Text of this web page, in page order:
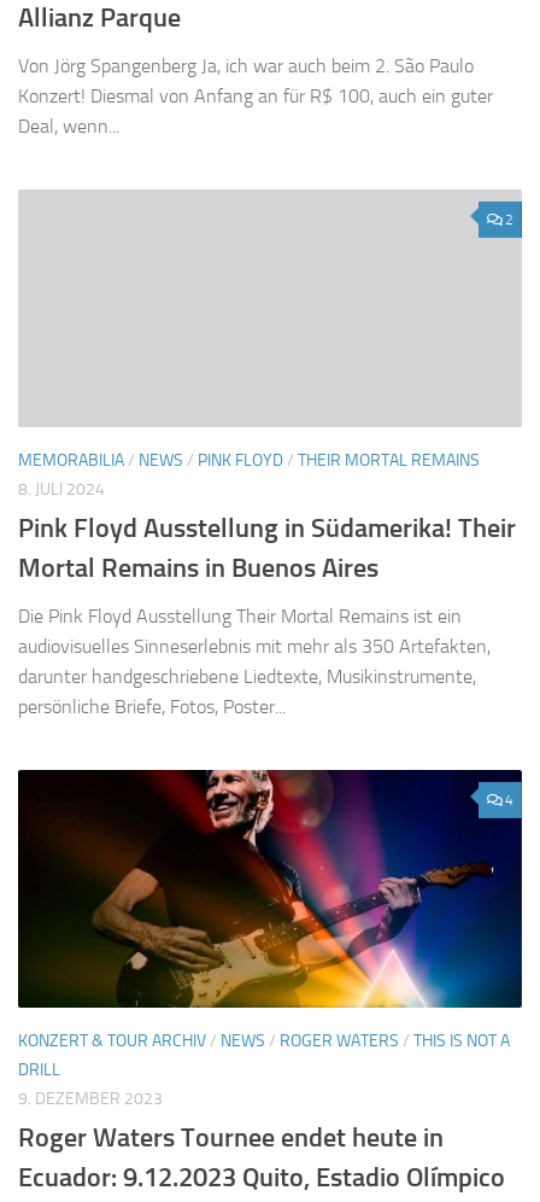
Allianz Parque
Von Jörg Spangenberg Ja, ich war auch beim 2. São Paulo
Konzert! Diesmal von Anfang an für R$ 100, auch ein guter
Deal, wenn...
2
MEMORABILIA/ NEWS / PINK FLOYD/ THEIR MORTAL REMAINS
8. JULI 2024
Pink Floyd Ausstellung in Südamerika! Their
Mortal Remains in Buenos Aires
Die Pink Floyd Ausstellung Their Mortal Remains ist ein
audiovisuelles Sinneserlebnis mit mehr als 350 Artefakten,
darunter handgeschriebene Liedtexte, Musikinstrumente,
persönliche Briefe, Fotos, Poster...
4
KONZERT & TOUR ARCHIV/ NEWS / ROGER WATERS / THIS IS NOT A
DRILL
9. DEZEMBER 2023
Roger Waters Tournee endet heute in
Ecuador: 9.12.2023 Quito, Estadio Olímpico